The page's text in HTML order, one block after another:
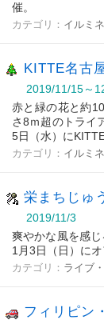
催。
カテゴリ： イルミ
KITTE名古
2019/11/15～
赤と緑の花と約
さ8ｍ超のトライ
5日（水）に
カテゴリ： イルミ
栄まちじゅ
2019/11/3
爽やかな風を感
1月3日（日）に
カテゴリ： ライブ
フィリピン